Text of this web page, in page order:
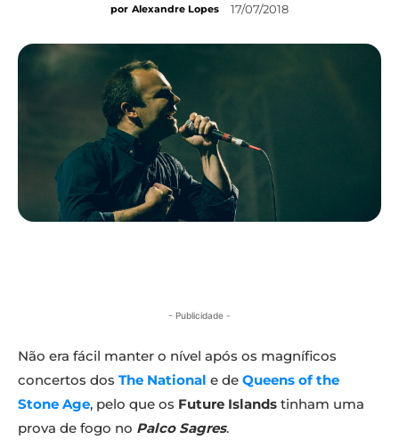
por Alexandre Lopes 17/07/2018
- Publicidade -
Não era fácil manter o nível após os magníficos
concertos dos The National e de Queens of the
Stone Age, pelo que os Future Islands tinham uma
prova de fogo no Palco Sagres.